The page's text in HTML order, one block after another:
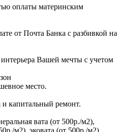
оплаты материнским
от Почта Банка с разбивкой на
Вашей мечты с учетом
место.
и капитальный ремонт.
вата (от 500р./м2),